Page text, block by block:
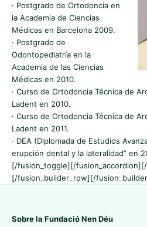
· Postgrado de Ortodoncia en
la Academia de Ciencias
Médicas en Barcelona 2009.
· Postgrado de
Odontopediatría en la
Academia de las Ciencias
Médicas en 2010.
· Curso de Ortodoncia Técnica de
Ladent en 2010.
· Curso de Ortodoncia Técnica de
Ladent en 2011.
· DEA (Diplomada de Estudios
erupción dental y la lateralidad” en
[/fusion_toggle][/
[/fusion_builder_row][/
Sobre la Fundació Nen Déu